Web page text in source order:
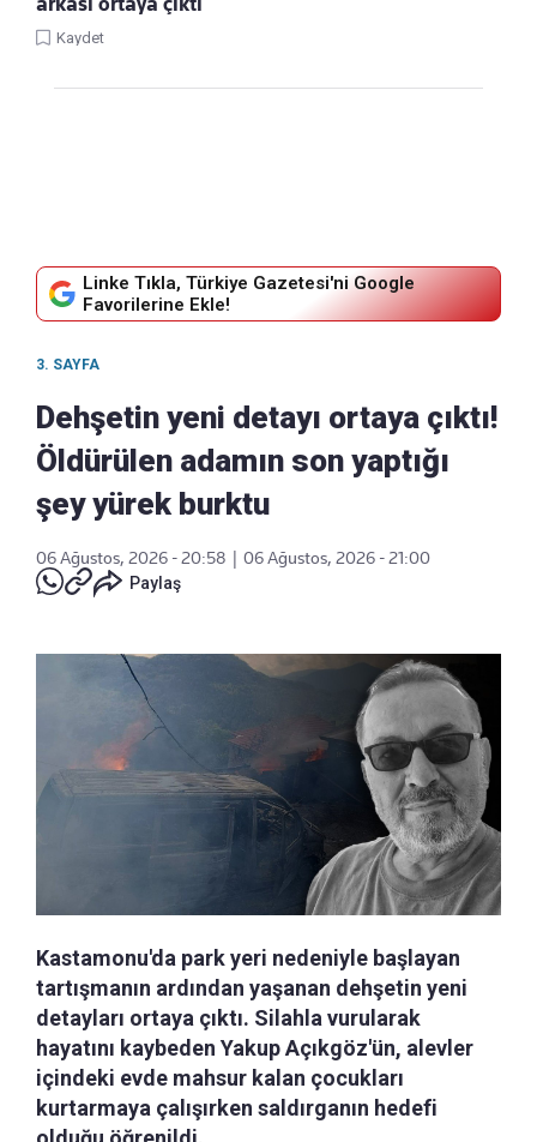
Kaydet
Linke Tıkla, Türkiye Gazetesi'ni Google
Favorilerine Ekle!
3. SAYFA
Dehşetin yeni detayı ortaya çıktı!
Öldürülen adamın son yaptığı
şey yürek burktu
06 Ağustos, 2026 - 20:58
06 Ağustos, 2026 - 21:00
Paylaş
Kastamonu'da park yeri nedeniyle başlayan
tartışmanın ardından yaşanan dehşetin yeni
detayları ortaya çıktı. Silahla vurularak
hayatını kaybeden Yakup Açıkgöz'ün, alevler
içindeki evde mahsur kalan çocukları
kurtarmaya çalışırken saldırganın hedefi